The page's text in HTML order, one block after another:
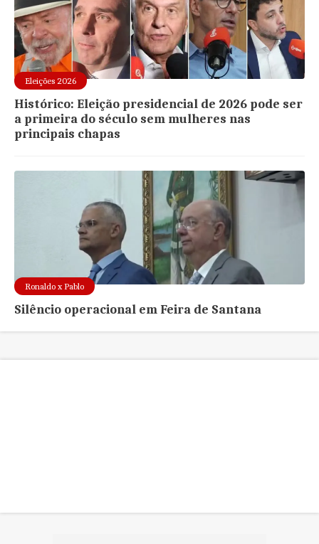
Eleições 2026
Histórico: Eleição presidencial de 2026 pode ser
a primeira do século sem mulheres nas
principais chapas
Ronaldo x Pablo
Silêncio operacional em Feira de Santana